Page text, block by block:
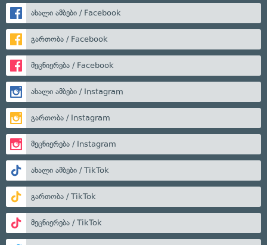
ახალი ამბები / Facebook
გართობა / Facebook
მეცნიერება / Facebook
ახალი ამბები / Instagram
გართობა / Instagram
მეცნიერება / Instagram
ახალი ამბები / TikTok
გართობა / TikTok
მეცნიერება / TikTok